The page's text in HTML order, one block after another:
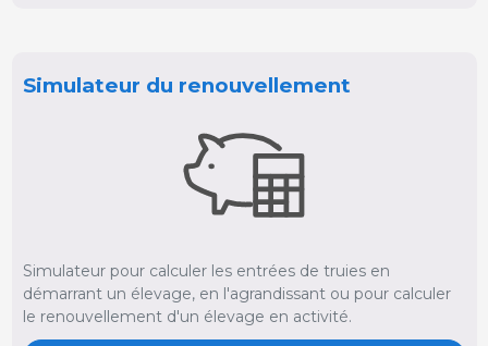
Simulateur du renouvellement
Simulateur pour calculer les entrées de truies en
démarrant un élevage, en l'agrandissant ou pour calculer
le renouvellement d'un élevage en activité.